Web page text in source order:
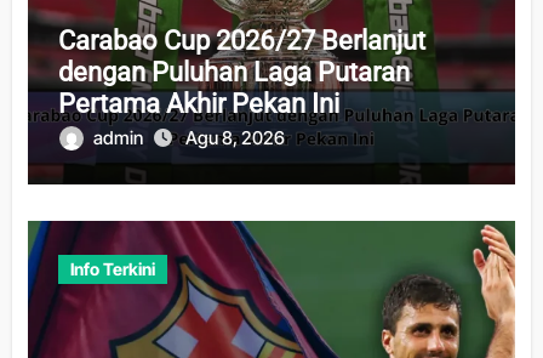
Carabao Cup 2026/27 Berlanjut
dengan Puluhan Laga Putaran
Pertama Akhir Pekan Ini
admin Agu 8, 2026
Info Terkini